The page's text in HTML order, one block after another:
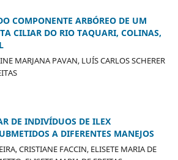
COMPONENTE ARBÓREO DE UM
CILIAR DO RIO TAQUARI, COLINAS,
MARJANA PAVAN, LUÍS CARLOS SCHERER
DE INDIVÍDUOS DE ILEX
A DIFERENTES MANEJOS
CRISTIANE FACCIN, ELISETE MARIA DE